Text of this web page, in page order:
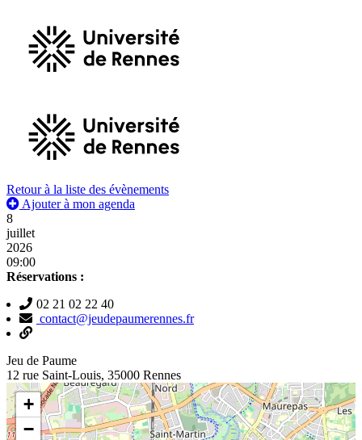
Retour à la liste des évènements
Ajouter à mon agenda
8
juillet
2026
09:00
Réservations :
02 21 02 22 40
contact@jeudepaumerennes.fr
Jeu de Paume
12 rue Saint-Louis, 35000 Rennes
+
−